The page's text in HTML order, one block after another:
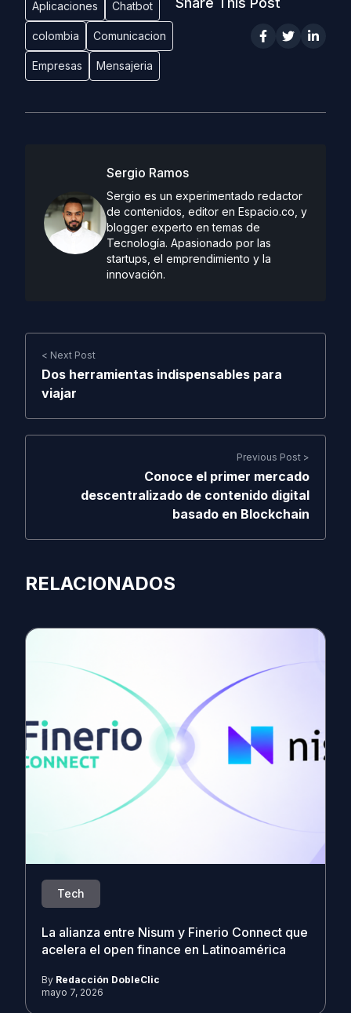
Aplicaciones Chatbot
colombia Comunicacion
Empresas Mensajeria
Sergio Ramos
Sergio es un experimentado redactor
de contenidos, editor en Espacio.co, y
blogger experto en temas de
Tecnología. Apasionado por las
startups, el emprendimiento y la
innovación.
< Next Post
Dos herramientas indispensables para
viajar
Previous Post >
Conoce el primer mercado
descentralizado de contenido digital
basado en Blockchain
RELACIONADOS
Tech
La alianza entre Nisum y Finerio Connect que
acelera el open finance en Latinoamérica
By Redacción DobleClic
mayo 7, 2026